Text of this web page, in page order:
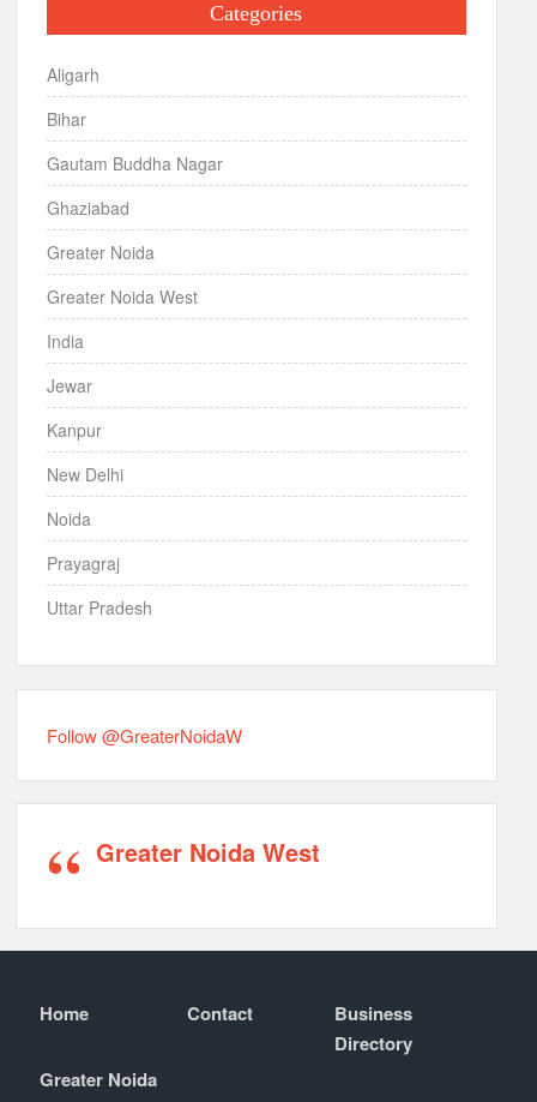
Categories
Aligarh
Bihar
Gautam Buddha Nagar
Ghaziabad
Greater Noida
Greater Noida West
India
Jewar
Kanpur
New Delhi
Noida
Prayagraj
Uttar Pradesh
Follow @GreaterNoidaW
Greater Noida West
Home Contact
Business
Directory
Greater Noida